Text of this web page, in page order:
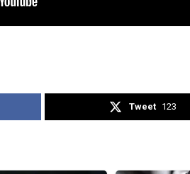
Tweet 123